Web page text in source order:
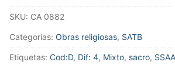
SKU: CA 0882
Categorías: Obras religiosas, SATB
Etiquetas: Cod:D, Dif: 4, Mixto, sacro,